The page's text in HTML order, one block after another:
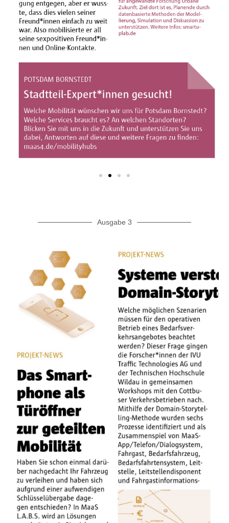
Ausgabe 3